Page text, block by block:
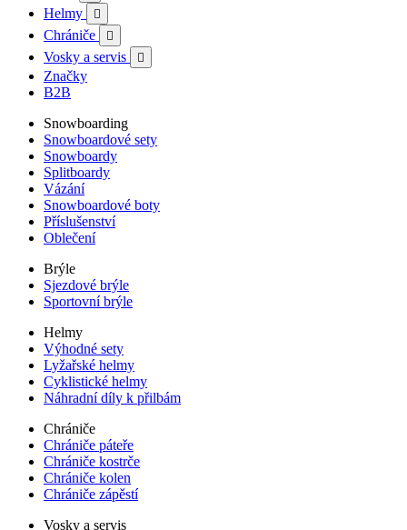
Helmy 
Chrániče 
Vosky a servis 
Značky
B2B
Snowboarding
Snowboardové sety
Snowboardy
Splitboardy
Vázání
Snowboardové boty
Příslušenství
Oblečení
Brýle
Sjezdové brýle
Sportovní brýle
Helmy
Výhodné sety
Lyžařské helmy
Cyklistické helmy
Náhradní díly k přilbám
Chrániče
Chrániče páteře
Chrániče kostrče
Chrániče kolen
Chrániče zápěstí
Vosky a servis